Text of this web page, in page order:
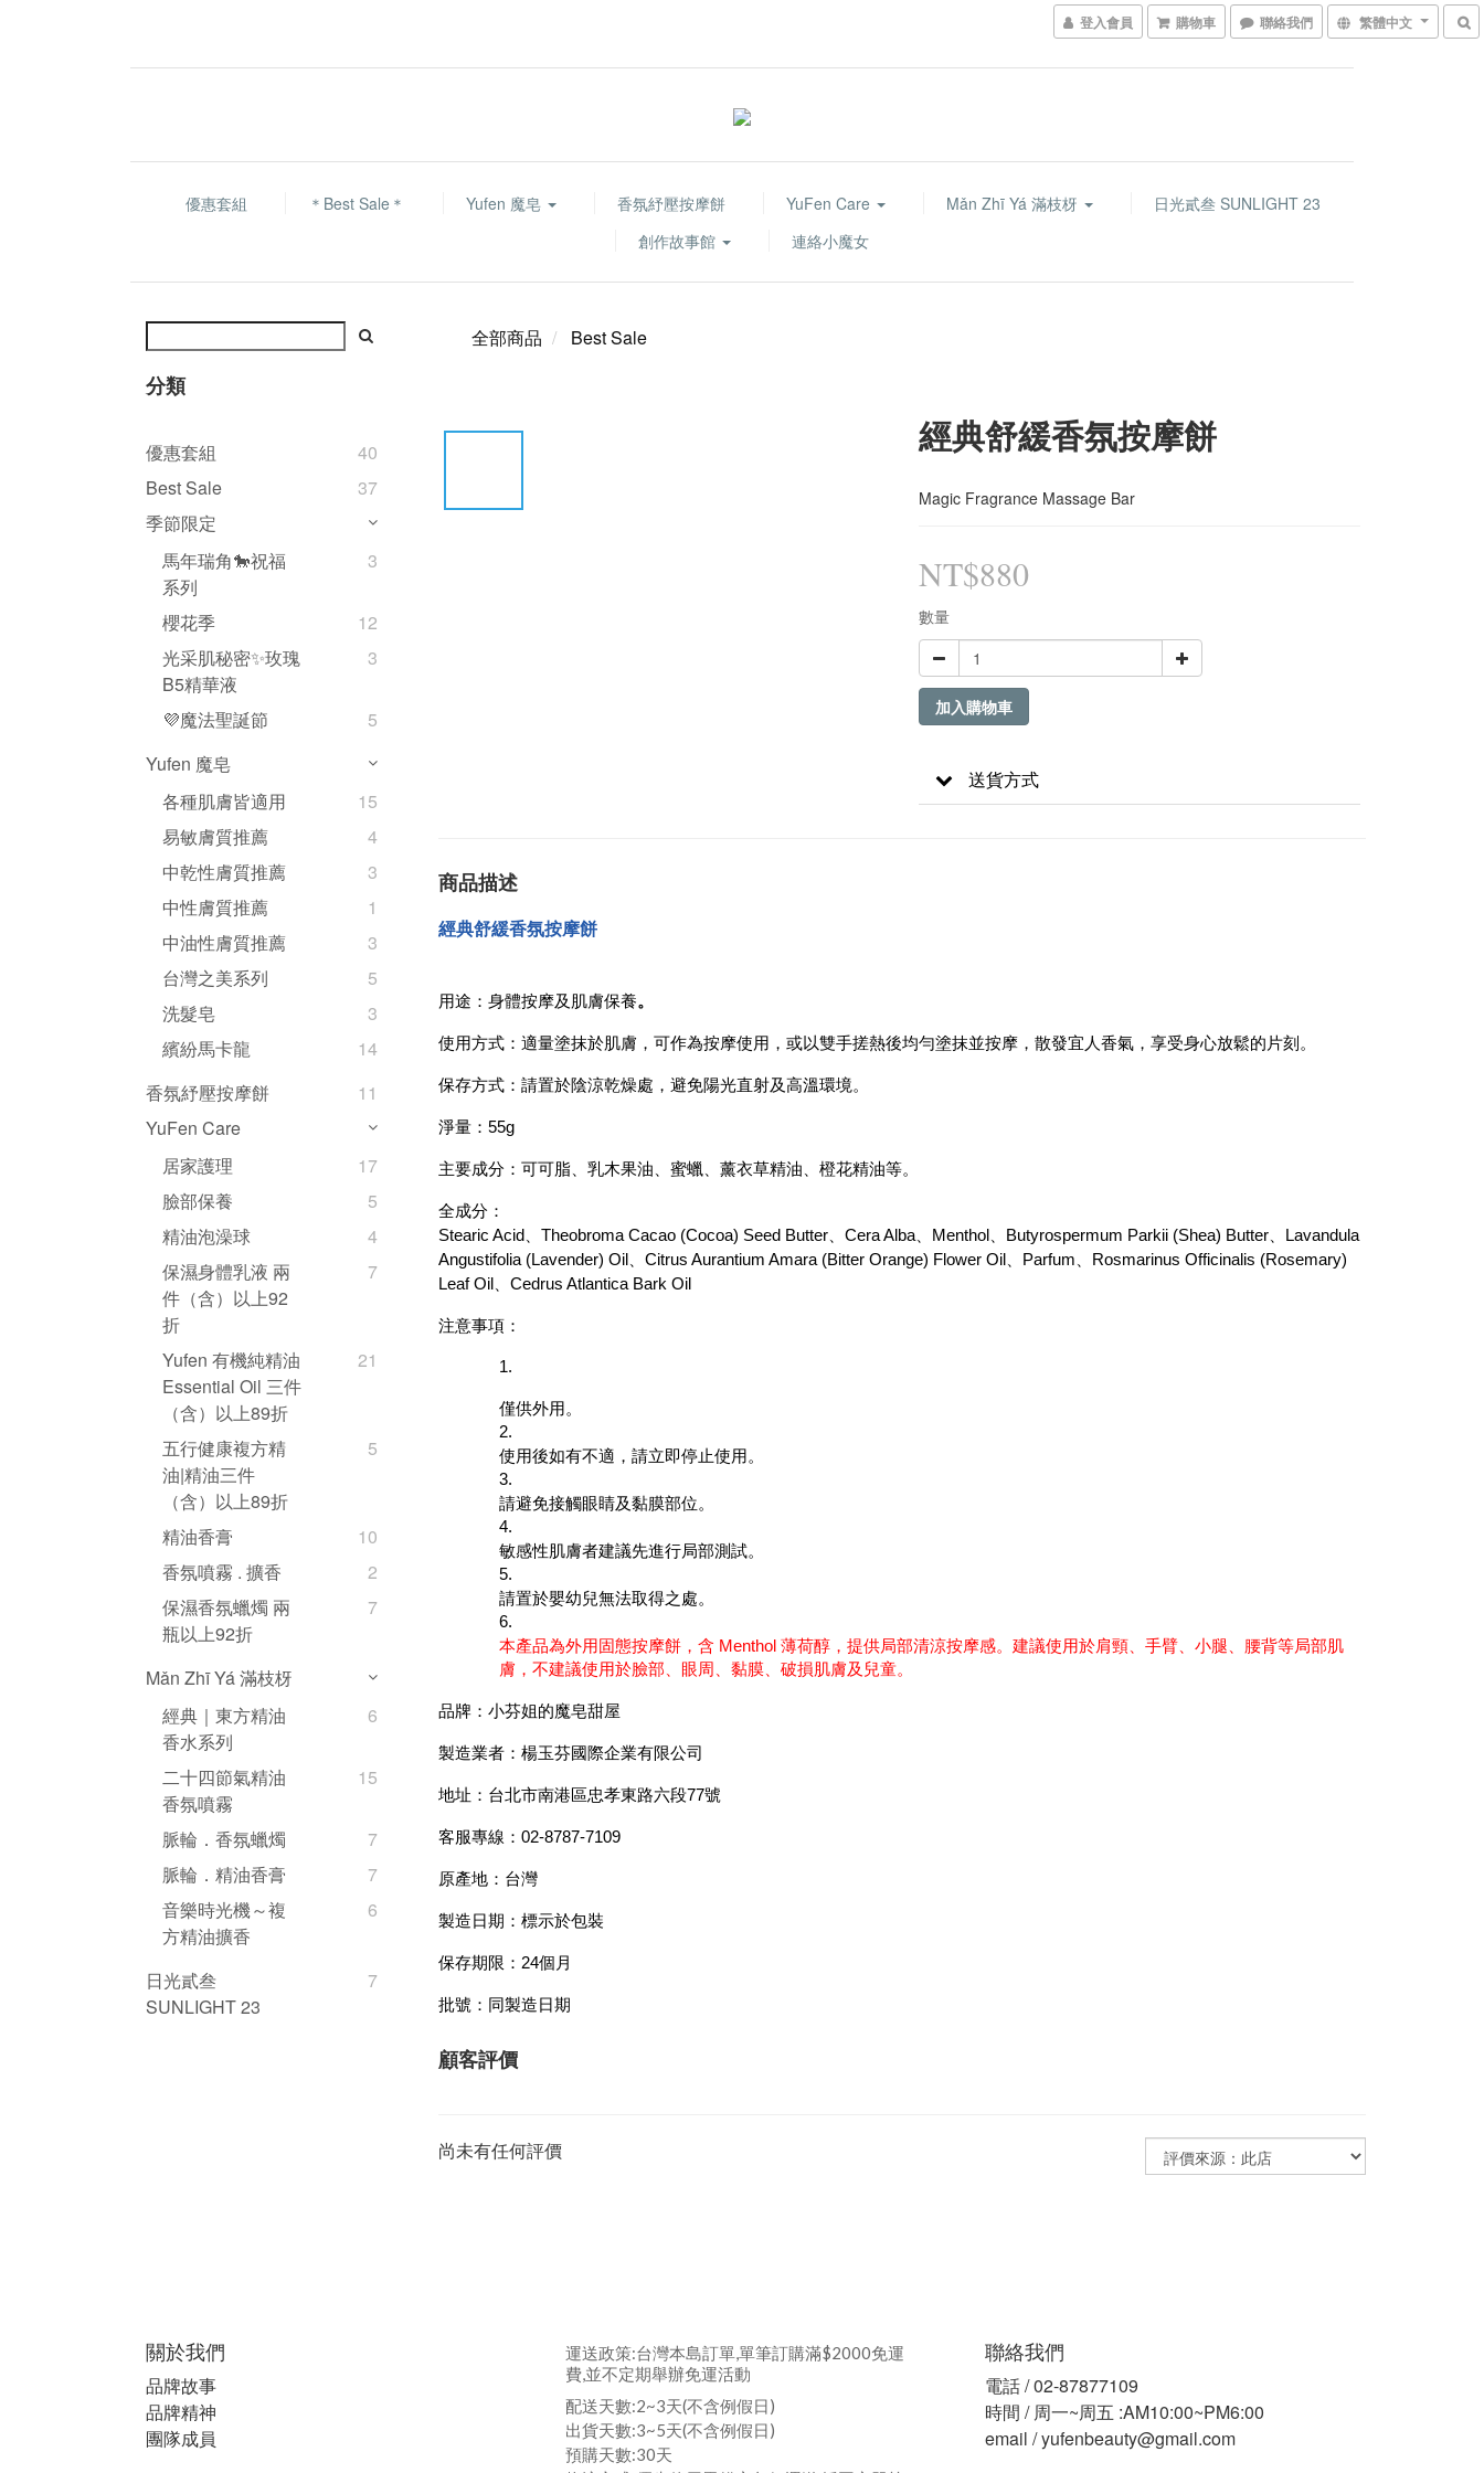
登入會員 購物車 聯絡我們 繁體中文
優惠套組 ＊Best Sale＊ Yufen 魔皂 香氛紓壓按摩餅 YuFen Care Mǎn Zhī Yá 滿枝枒
日光貳叁 SUNLIGHT 23
創作故事館
連絡小魔女
分類
優惠套組
40
Best Sale
37
季節限定
馬年瑞角🐎祝福
系列
3
櫻花季
12
光采肌秘密✨玫瑰
B5精華液
3
💜魔法聖誕節
5
Yufen 魔皂
各種肌膚皆適用
15
易敏膚質推薦
4
中乾性膚質推薦
3
中性膚質推薦
1
中油性膚質推薦
3
台灣之美系列
5
洗髮皂
3
繽紛馬卡龍
14
香氛紓壓按摩餅
11
YuFen Care
居家護理
17
臉部保養
5
精油泡澡球
4
保濕身體乳液 兩
件（含）以上92
折
7
Yufen 有機純精油
Essential Oil 三件
（含）以上89折
21
五行健康複方精
油|精油三件
（含）以上89折
5
精油香膏
10
香氛噴霧 . 擴香
2
保濕香氛蠟燭 兩
瓶以上92折
7
Mǎn Zhī Yá 滿枝枒
經典｜東方精油
香水系列
6
二十四節氣精油
香氛噴霧
15
脈輪．香氛蠟燭
7
脈輪．精油香膏
7
音樂時光機～複
方精油擴香
6
日光貳叁
SUNLIGHT 23
7
全部商品 Best Sale
經典舒緩香氛按摩餅
Magic Fragrance Massage Bar
NT$880
數量
加入購物車
送貨方式
商品描述
經典舒緩香氛按摩餅
用途： 身體按摩及肌膚保養。
使用方式：適量塗抹於肌膚，可作為按摩使用，或以雙手搓熱後均勻塗抹並按摩，散發宜人香氣，享受身心放鬆的片刻。
保存方式：請置於陰涼乾燥處，避免陽光直射及高溫環境。
淨量：55g
主要成分：可可脂、乳木果油、蜜蠟、薰衣草精油、橙花精油等。
全成分：
Stearic Acid、Theobroma Cacao (Cocoa) Seed Butter、Cera Alba、Menthol、Butyrospermum Parkii (Shea) Butter、Lavandula
Angustifolia (Lavender) Oil、Citrus Aurantium Amara (Bitter Orange) Flower Oil、Parfum、Rosmarinus Officinalis (Rosemary)
Leaf Oil、Cedrus Atlantica Bark Oil
注意事項：
僅供外用。
使用後如有不適，請立即停止使用。
請避免接觸眼睛及黏膜部位。
敏感性肌膚者建議先進行局部測試。
請置於嬰幼兒無法取得之處。
本產品為外用固態按摩餅，含 Menthol 薄荷醇，提供局部清涼按摩感。建議使用於肩頸、手臂、小腿、腰背等局部肌
膚，不建議使用於臉部、眼周、黏膜、破損肌膚及兒童。
品牌：小芬姐的魔皂甜屋
製造業者：楊玉芬國際企業有限公司
地址：台北市南港區忠孝東路六段77號
客服專線：02-8787-7109
原產地：台灣
製造日期：標示於包裝
保存期限：24個月
批號：同製造日期
顧客評價
尚未有任何評價
關於我們
品牌故事
品牌精神
團隊成員
運送政策:台灣本島訂單,單筆訂購滿$2000免運
費,並不定期舉辦免運活動
配送天數:2~3天(不含例假日)
出貨天數:3~5天(不含例假日)
預購天數:30天
聯絡我們
電話 / 02-87877109
時間 / 周一~周五 :AM10:00~PM6:00
email / yufenbeauty@gmail.com